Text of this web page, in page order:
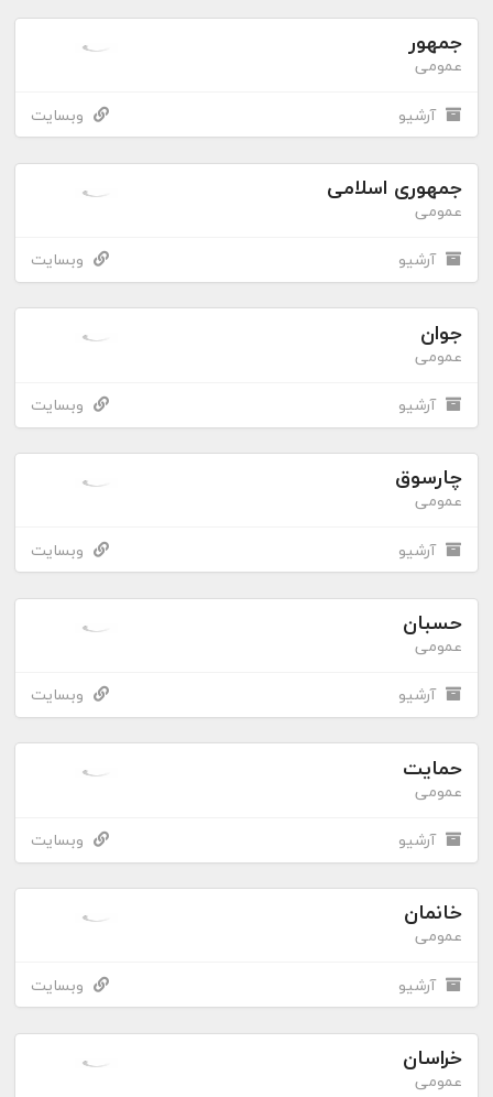
جمهور
عمومی
آرشیو
وبسایت
جمهوری اسلامی
عمومی
آرشیو
وبسایت
جوان
عمومی
آرشیو
وبسایت
چارسوق
عمومی
آرشیو
وبسایت
حسبان
عمومی
آرشیو
وبسایت
حمایت
عمومی
آرشیو
وبسایت
خانمان
عمومی
آرشیو
وبسایت
خراسان
عمومی